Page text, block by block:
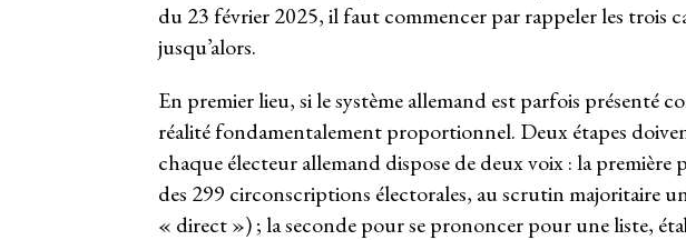
du 23 février 2025, il faut commencer par rappeler les trois
jusqu’alors.
En premier lieu, si le système allemand est parfois présenté
réalité fondamentalement proportionnel. Deux étapes
chaque électeur allemand dispose de deux voix : la
des 299 circonscriptions électorales, au scrutin majoritaire
« direct ») ; la seconde pour se prononcer pour une liste,